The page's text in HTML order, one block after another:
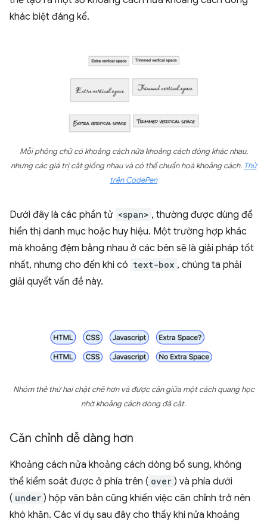
khác biệt đáng kể.
Mỗi phông chữ có khoảng cách nửa khoảng cách dòng khác nhau,
nhưng các giá trị cắt giống nhau và có thể chuẩn hoá khoảng cách. Thử
trên CodePen
Dưới đây là các phần tử <span> , thường được dùng để
hiển thị danh mục hoặc huy hiệu. Một trường hợp khác
mà khoảng đệm bằng nhau ở các bên sẽ là giải pháp tốt
nhất, nhưng cho đến khi có text-box , chúng ta phải
giải quyết vấn đề này.
Nhóm thẻ thứ hai chặt chẽ hơn và được căn giữa một cách quang học
nhờ khoảng cách dòng đã cắt.
Căn chỉnh dễ dàng hơn
Khoảng cách nửa khoảng cách dòng bổ sung, không
thể kiểm soát được ở phía trên ( over ) và phía dưới
( under ) hộp văn bản cũng khiến việc căn chỉnh trở nên
khó khăn. Các ví dụ sau đây cho thấy khi nửa khoảng